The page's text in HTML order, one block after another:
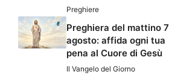
Preghiere
Preghiera del mattino 7
agosto: affida ogni tua
pena al Cuore di Gesù
Il Vangelo del Giorno